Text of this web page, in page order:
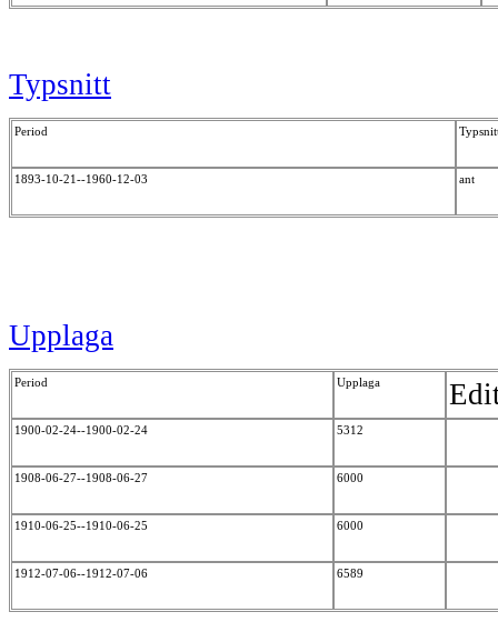
Typsnitt
Period
1893-10-21--1960-12-03 ant
Upplaga
Period Upplaga
1900-02-24--1900-02-24 5312
1908-06-27--1908-06-27 6000
1910-06-25--1910-06-25 6000
1912-07-06--1912-07-06 6589